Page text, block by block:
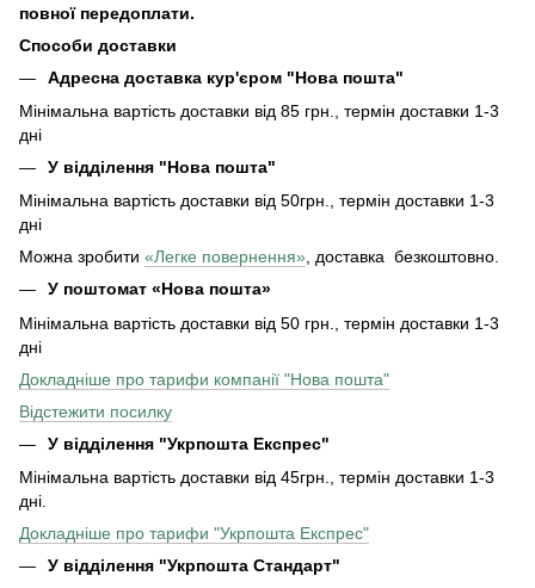
повної передоплати.
Способи доставки
Адресна доставка кур'єром "Нова пошта"
Мінімальна вартість доставки від 85 грн., термін доставки 1-3
дні
У відділення "Нова пошта"
Мінімальна вартість доставки від 50грн., термін доставки 1-3
дні
Можна зробити «Легке повернення», доставка безкоштовно.
У поштомат «Нова пошта»
Мінімальна вартість доставки від 50 грн., термін доставки 1-3
дні
Докладніше про тарифи компанії "Нова пошта"
Відстежити посилку
У відділення "Укрпошта Експрес"
Мінімальна вартість доставки від 45грн., термін доставки 1-3
дні.
Докладніше про тарифи "Укрпошта Експрес"
У відділення "Укрпошта Стандарт"